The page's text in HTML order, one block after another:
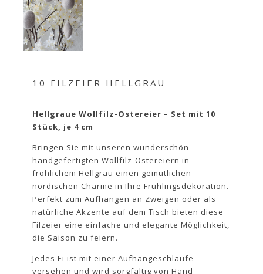
10 FILZEIER HELLGRAU
Hellgraue Wollfilz-Ostereier – Set mit 10
Stück, je 4 cm
Bringen Sie mit unseren wunderschön
handgefertigten Wollfilz-Ostereiern in
fröhlichem Hellgrau einen gemütlichen
nordischen Charme in Ihre Frühlingsdekoration.
Perfekt zum Aufhängen an Zweigen oder als
natürliche Akzente auf dem Tisch bieten diese
Filzeier eine einfache und elegante Möglichkeit,
die Saison zu feiern.
Jedes Ei ist mit einer Aufhängeschlaufe
versehen und wird sorgfältig von Hand